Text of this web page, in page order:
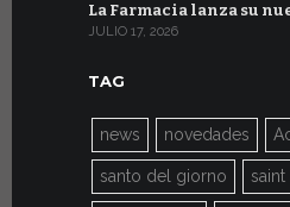
La Farmacia lanza su
JULIO 17, 2026
TAG
news novedades
santo del giorno